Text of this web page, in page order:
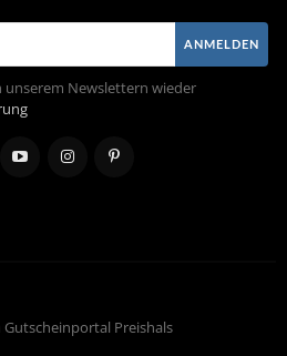
ANMELDEN
unserem Newslettern wieder
Preishals